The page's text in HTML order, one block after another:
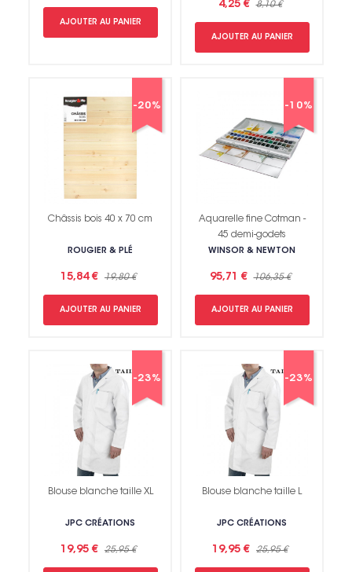
AJOUTER AU PANIER
4,25 € 8,10 €
AJOUTER AU PANIER
-20%
Châssis bois 40 x 70 cm
ROUGIER & PLÉ
15,84 € 19,80 €
AJOUTER AU PANIER
-10%
Aquarelle fine Cotman -
45 demi-godets
WINSOR & NEWTON
95,71 € 106,35 €
AJOUTER AU PANIER
-23%
Blouse blanche taille XL
JPC CRÉATIONS
19,95 € 25,95 €
-23%
Blouse blanche taille L
JPC CRÉATIONS
19,95 € 25,95 €